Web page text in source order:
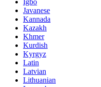
Javanese
Kannada
Kazakh
Khmer
Kurdish
Kyrgyz
Latin
Latvian
Lithuanian